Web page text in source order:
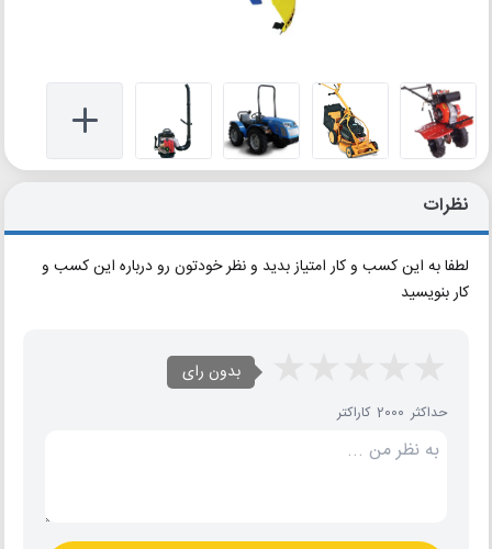
نظرات
لطفا به این کسب و کار امتیاز بدید و نظر خودتون رو درباره این کسب و
کار بنویسید
بدون رای
حداکثر 2000 کاراکتر